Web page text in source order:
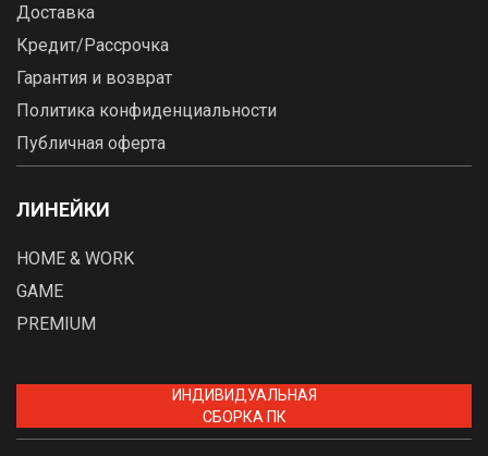
Доставка
Кредит/Рассрочка
Гарантия и возврат
Политика конфиденциальности
Публичная оферта
ЛИНЕЙКИ
HOME & WORK
GAME
PREMIUM
ИНДИВИДУАЛЬНАЯ
СБОРКА ПК